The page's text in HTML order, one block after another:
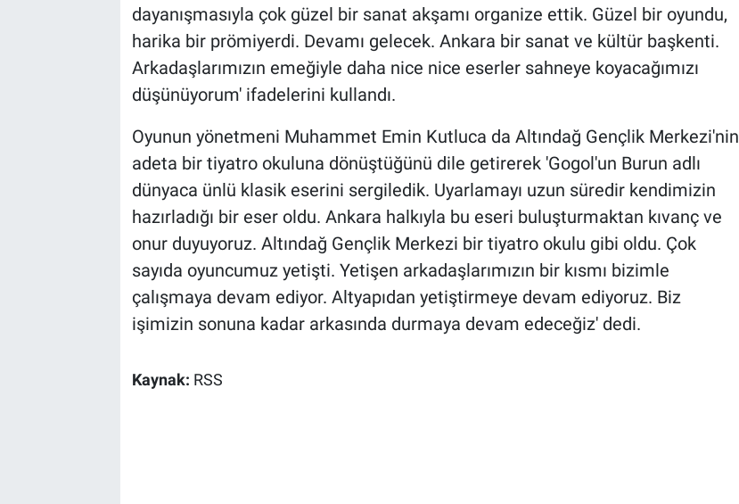
dayanışmasıyla çok güzel bir sanat akşamı organize ettik. Güzel bir oyundu,
harika bir prömiyerdi. Devamı gelecek. Ankara bir sanat ve kültür başkenti.
Arkadaşlarımızın emeğiyle daha nice nice eserler sahneye koyacağımızı
düşünüyorum' ifadelerini kullandı.
Oyunun yönetmeni Muhammet Emin Kutluca da Altındağ Gençlik Merkezi'nin
adeta bir tiyatro okuluna dönüştüğünü dile getirerek 'Gogol'un Burun adlı
dünyaca ünlü klasik eserini sergiledik. Uyarlamayı uzun süredir kendimizin
hazırladığı bir eser oldu. Ankara halkıyla bu eseri buluşturmaktan kıvanç ve
onur duyuyoruz. Altındağ Gençlik Merkezi bir tiyatro okulu gibi oldu. Çok
sayıda oyuncumuz yetişti. Yetişen arkadaşlarımızın bir kısmı bizimle
çalışmaya devam ediyor. Altyapıdan yetiştirmeye devam ediyoruz. Biz
işimizin sonuna kadar arkasında durmaya devam edeceğiz' dedi.
Kaynak: RSS